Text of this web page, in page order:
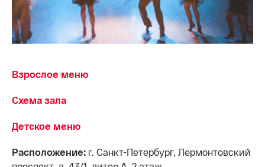
Взрослое меню
Схема зала
Детское меню
Расположение: г. Санкт-Петербург, Лермонтовский